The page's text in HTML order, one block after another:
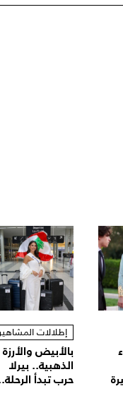
إطلالات
بالأبيض والأرزة
الذهبية.. بيرلا
حرب تبدأ